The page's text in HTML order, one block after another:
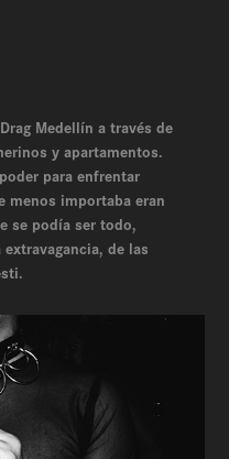
Medellín a través de
y apartamentos.
para enfrentar
menos importaba eran
se podía ser todo,
de las